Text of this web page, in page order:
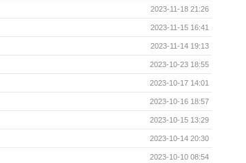
2023-11-18 21:26
2023-11-15 16:41
2023-11-14 19:13
2023-10-23 18:55
2023-10-17 14:01
2023-10-16 18:57
2023-10-15 13:29
2023-10-14 20:30
2023-10-10 08:54